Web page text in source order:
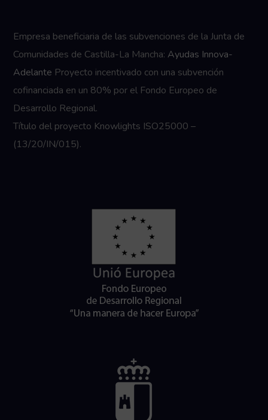
Empresa beneficiaria de las subvenciones de la Junta de
Comunidades de Castilla-La Mancha:Ayudas Innova-
Adelante Proyecto incentivado con una subvención
cofinanciada en un 80% por el Fondo Europeo de
Desarrollo Regional.
Título del proyecto Knowlights ISO25000 –
(13/20/IN/015).